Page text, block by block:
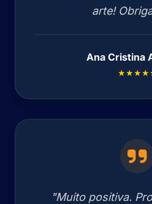
arte!
Ana Cristina
"Muito positiva.